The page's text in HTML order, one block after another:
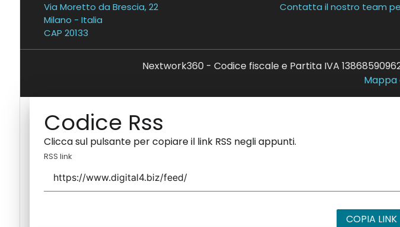
Via Moretto da Brescia, 22
Milano - Italia
CAP 20133
Contatta il nostro team
Nextwork360 - Codice fiscale e Partita IVA 13868590962
Mappa
Codice Rss
Clicca sul pulsante per copiare il link RSS negli appunti.
RSS link
COPIA LINK